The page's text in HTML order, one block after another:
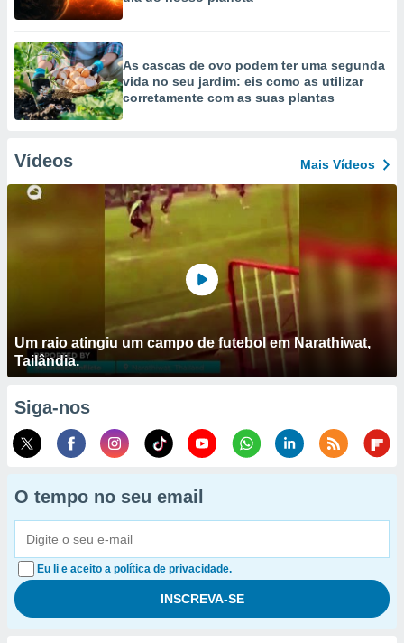
As cascas de ovo podem ter uma segunda
vida no seu jardim: eis como as utilizar
corretamente com as suas plantas
Vídeos Mais Vídeos
Um raio atingiu um campo de futebol em Narathiwat,
Tailândia.
Siga-nos
O tempo no seu email
Eu li e aceito a política de privacidade.